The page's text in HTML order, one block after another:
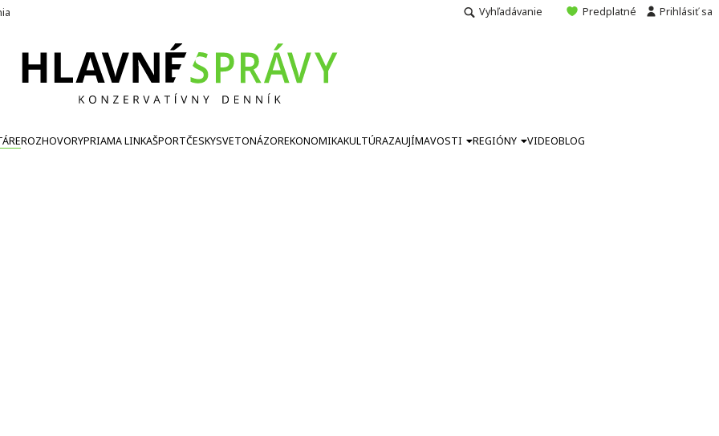
Vyhľadávanie Predplatné Prihlásiť sa
ROZHOVORYPRIAMA LINKAŠPORTČESKYSVETONÁZOREKONOMIKAKULTÚRAZAUJÍMAVOSTI REGIÓNY VIDEOBLOG